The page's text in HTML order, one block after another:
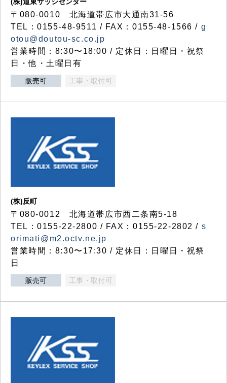
〒080-0010 北海道帯広市大通南31-56
TEL：0155-48-9511 / FAX：0155-48-1566 / g
otou@doutou-sc.co.jp
営業時間：8:30〜18:00 / 定休日：日曜日・祝祭
日・他・土曜日有
販売可 工事・取付可
(株)反町
〒080-0012 北海道帯広市西二条南5-18
TEL：0155-22-2800 / FAX：0155-22-2802 / s
orimati@m2.octv.ne.jp
営業時間：8:30〜17:30 / 定休日：日曜日・祝祭
日
販売可 工事・取付可